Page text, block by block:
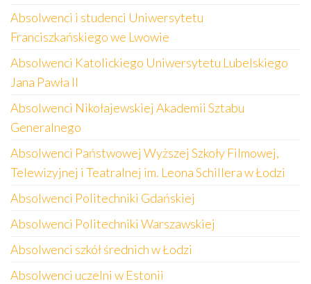
Absolwenci i studenci Uniwersytetu
Franciszkańskiego we Lwowie
Absolwenci Katolickiego Uniwersytetu Lubelskiego
Jana Pawła II
Absolwenci Nikołajewskiej Akademii Sztabu
Generalnego
Absolwenci Państwowej Wyższej Szkoły Filmowej,
Telewizyjnej i Teatralnej im. Leona Schillera w Łodzi
Absolwenci Politechniki Gdańskiej
Absolwenci Politechniki Warszawskiej
Absolwenci szkół średnich w Łodzi
Absolwenci uczelni w Estonii